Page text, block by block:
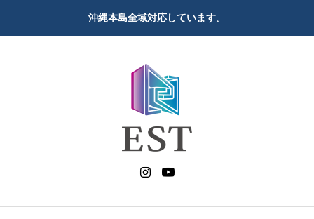
沖縄本島全域対応しています。